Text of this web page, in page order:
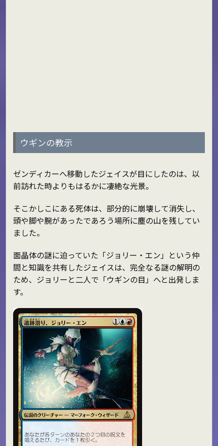
ウギンの教示
ゼンディカーへ移動したジェイスが目にしたのは、以
前訪れた時よりもはるかに凄絶な光景。
そこかしこにある死体は、部分的に崩壊して消失し、
頭や脚や腕があったであろう場所に塵の山を残してい
ました。
面晶体の謎に迫っていた「ジョリー・エン」という仲
間と知識を共有したジェイスは、完全なる謎の解明の
ため、ジョリーと二人で「ウギンの目」へと出発しま
す。